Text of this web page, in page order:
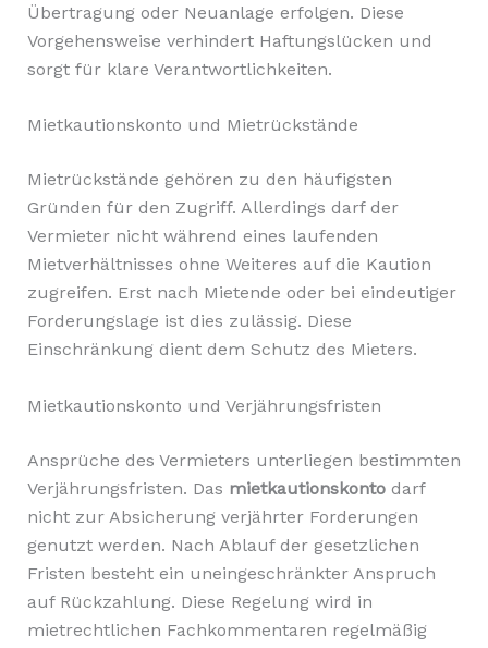
Übertragung oder Neuanlage erfolgen. Diese
Vorgehensweise verhindert Haftungslücken und
sorgt für klare Verantwortlichkeiten.
Mietkautionskonto und Mietrückstände
Mietrückstände gehören zu den häufigsten
Gründen für den Zugriff. Allerdings darf der
Vermieter nicht während eines laufenden
Mietverhältnisses ohne Weiteres auf die Kaution
zugreifen. Erst nach Mietende oder bei eindeutiger
Forderungslage ist dies zulässig. Diese
Einschränkung dient dem Schutz des Mieters.
Mietkautionskonto und Verjährungsfristen
Ansprüche des Vermieters unterliegen bestimmten
Verjährungsfristen. Das mietkautionskontodarf
nicht zur Absicherung verjährter Forderungen
genutzt werden. Nach Ablauf der gesetzlichen
Fristen besteht ein uneingeschränkter Anspruch
auf Rückzahlung. Diese Regelung wird in
mietrechtlichen Fachkommentaren regelmäßig